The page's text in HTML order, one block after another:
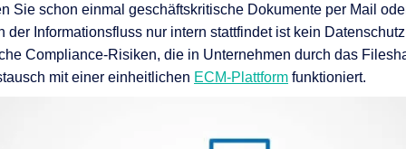
mit SAP
Gesundheitswesen
Alle Branchen
Mitgliedschaften Events
Glossar
The Enterprise Content Show
Sie schon einmal geschäftskritische Dokumente per Mail
der Informationsfluss nur intern stattfindet ist kein
Compliance-Risiken, die in Unternehmen durch das
mit einer einheitlichen ECM-Plattform funktioniert.